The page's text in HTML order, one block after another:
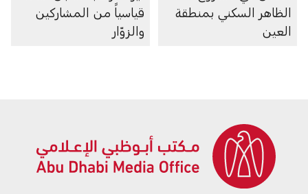
الظاهر السكني بمنطقة
العين
قياسياً من المشاركين
والزوّار